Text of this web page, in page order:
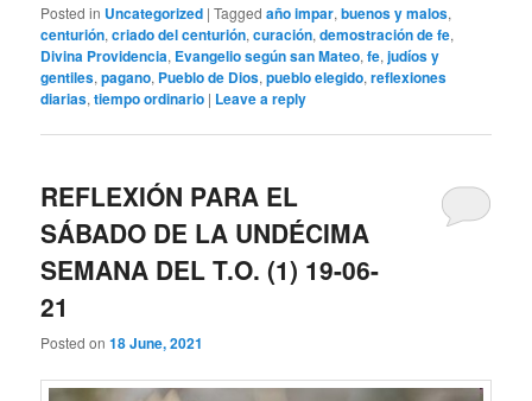
Posted in Uncategorized |Tagged año impar,buenos y malos,
centurión,criado del centurión,curación,demostración de fe,
Divina Providencia, Evangelio según san Mateo,fe,judíos y
gentiles,pagano, Pueblo de Dios,pueblo elegido,reflexiones
diarias,tiempo ordinario | Leave a reply
REFLEXIÓN PARA EL
SÁBADO DE LA UNDÉCIMA
SEMANA DEL T.O. (1) 19-06-
21
Posted on18 June, 2021